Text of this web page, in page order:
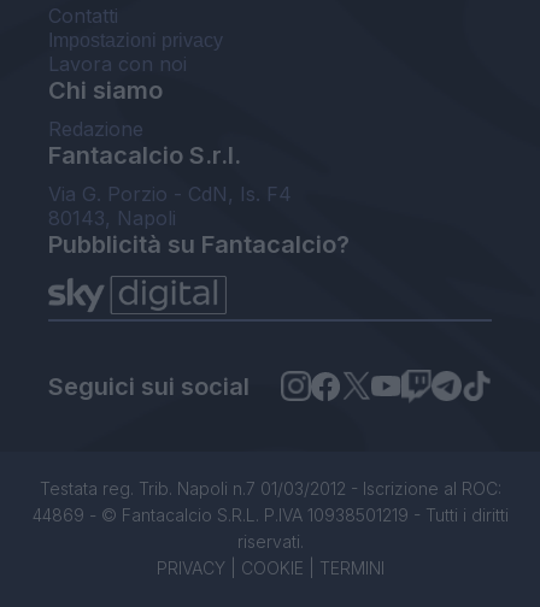
Contatti
Impostazioni privacy
Lavora con noi
Chi siamo
Redazione
Fantacalcio S.r.l.
Via G. Porzio - CdN, Is. F4
80143, Napoli
Pubblicità su Fantacalcio?
Seguici sui social
Testata reg. Trib. Napoli n.7 01/03/2012 - Iscrizione al ROC:
44869 - © Fantacalcio S.R.L. P.IVA 10938501219 - Tutti i diritti
riservati.
PRIVACY| COOKIE TERMINI